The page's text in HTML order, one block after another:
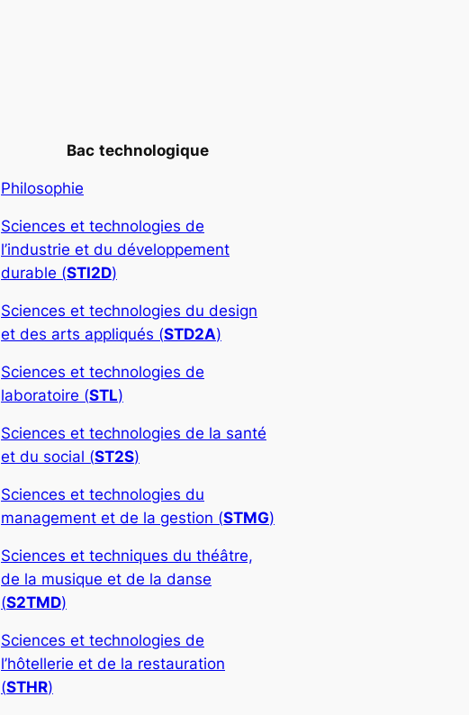
Bac technologique
Philosophie
Sciences et technologies de
l’industrie et du développement
durable (STI2D)
Sciences et technologies du design
et des arts appliqués (STD2A)
Sciences et technologies de
laboratoire (STL)
Sciences et technologies de la santé
et du social (ST2S)
Sciences et technologies du
management et de la gestion (STMG)
Sciences et techniques du théâtre,
de la musique et de la danse
(S2TMD)
Sciences et technologies de
l’hôtellerie et de la restauration
(STHR)